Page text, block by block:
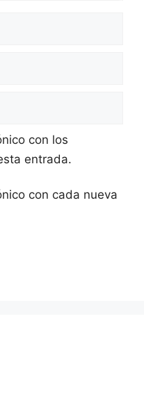
con los
entrada.
con cada nueva